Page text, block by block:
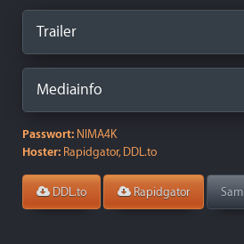
Trailer
Mediainfo
Passwort: NIMA4K
Hoster: Rapidgator, DDL.to
DDL.to Rapidgator